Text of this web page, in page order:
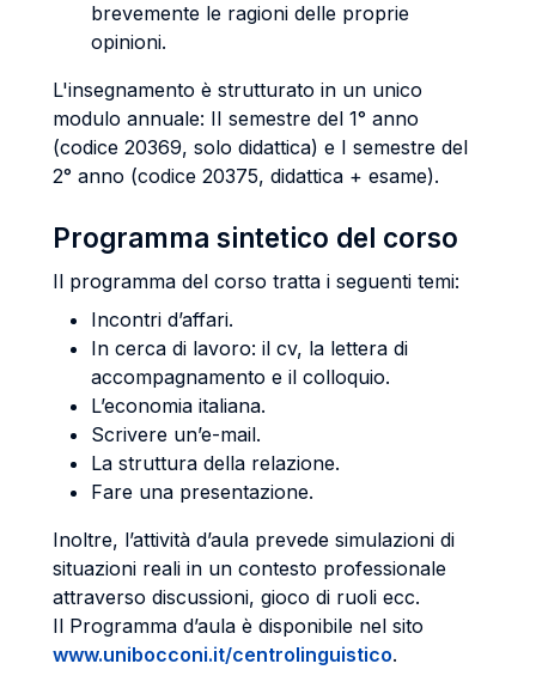
brevemente le ragioni delle proprie
opinioni.
L'insegnamento è strutturato in un unico
modulo annuale: II semestre del 1° anno
(codice 20369, solo didattica) e I semestre del
2° anno (codice 20375, didattica + esame).
Programma sintetico del corso
Il programma del corso tratta i seguenti temi:
Incontri d’affari.
In cerca di lavoro: il cv, la lettera di
accompagnamento e il colloquio.
L’economia italiana.
Scrivere un’e-mail.
La struttura della relazione.
Fare una presentazione.
Inoltre, l’attività d’aula prevede simulazioni di
situazioni reali in un contesto professionale
attraverso discussioni, gioco di ruoli ecc.
Il Programma d’aula è disponibile nel sito
www.unibocconi.it/centrolinguistico.